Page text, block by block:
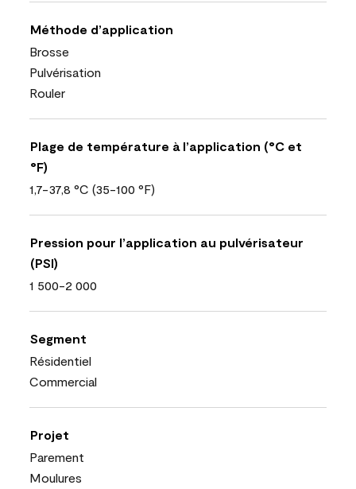
Méthode d’application
Brosse
Pulvérisation
Rouler
Plage de température à l’application (°C et
°F)
1,7-37,8 °C (35-100 °F)
Pression pour l’application au pulvérisateur
(PSI)
1 500-2 000
Segment
Résidentiel
Commercial
Projet
Parement
Moulures